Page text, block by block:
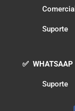
Comercial
Suporte
✅ WHATSAAP
Suporte